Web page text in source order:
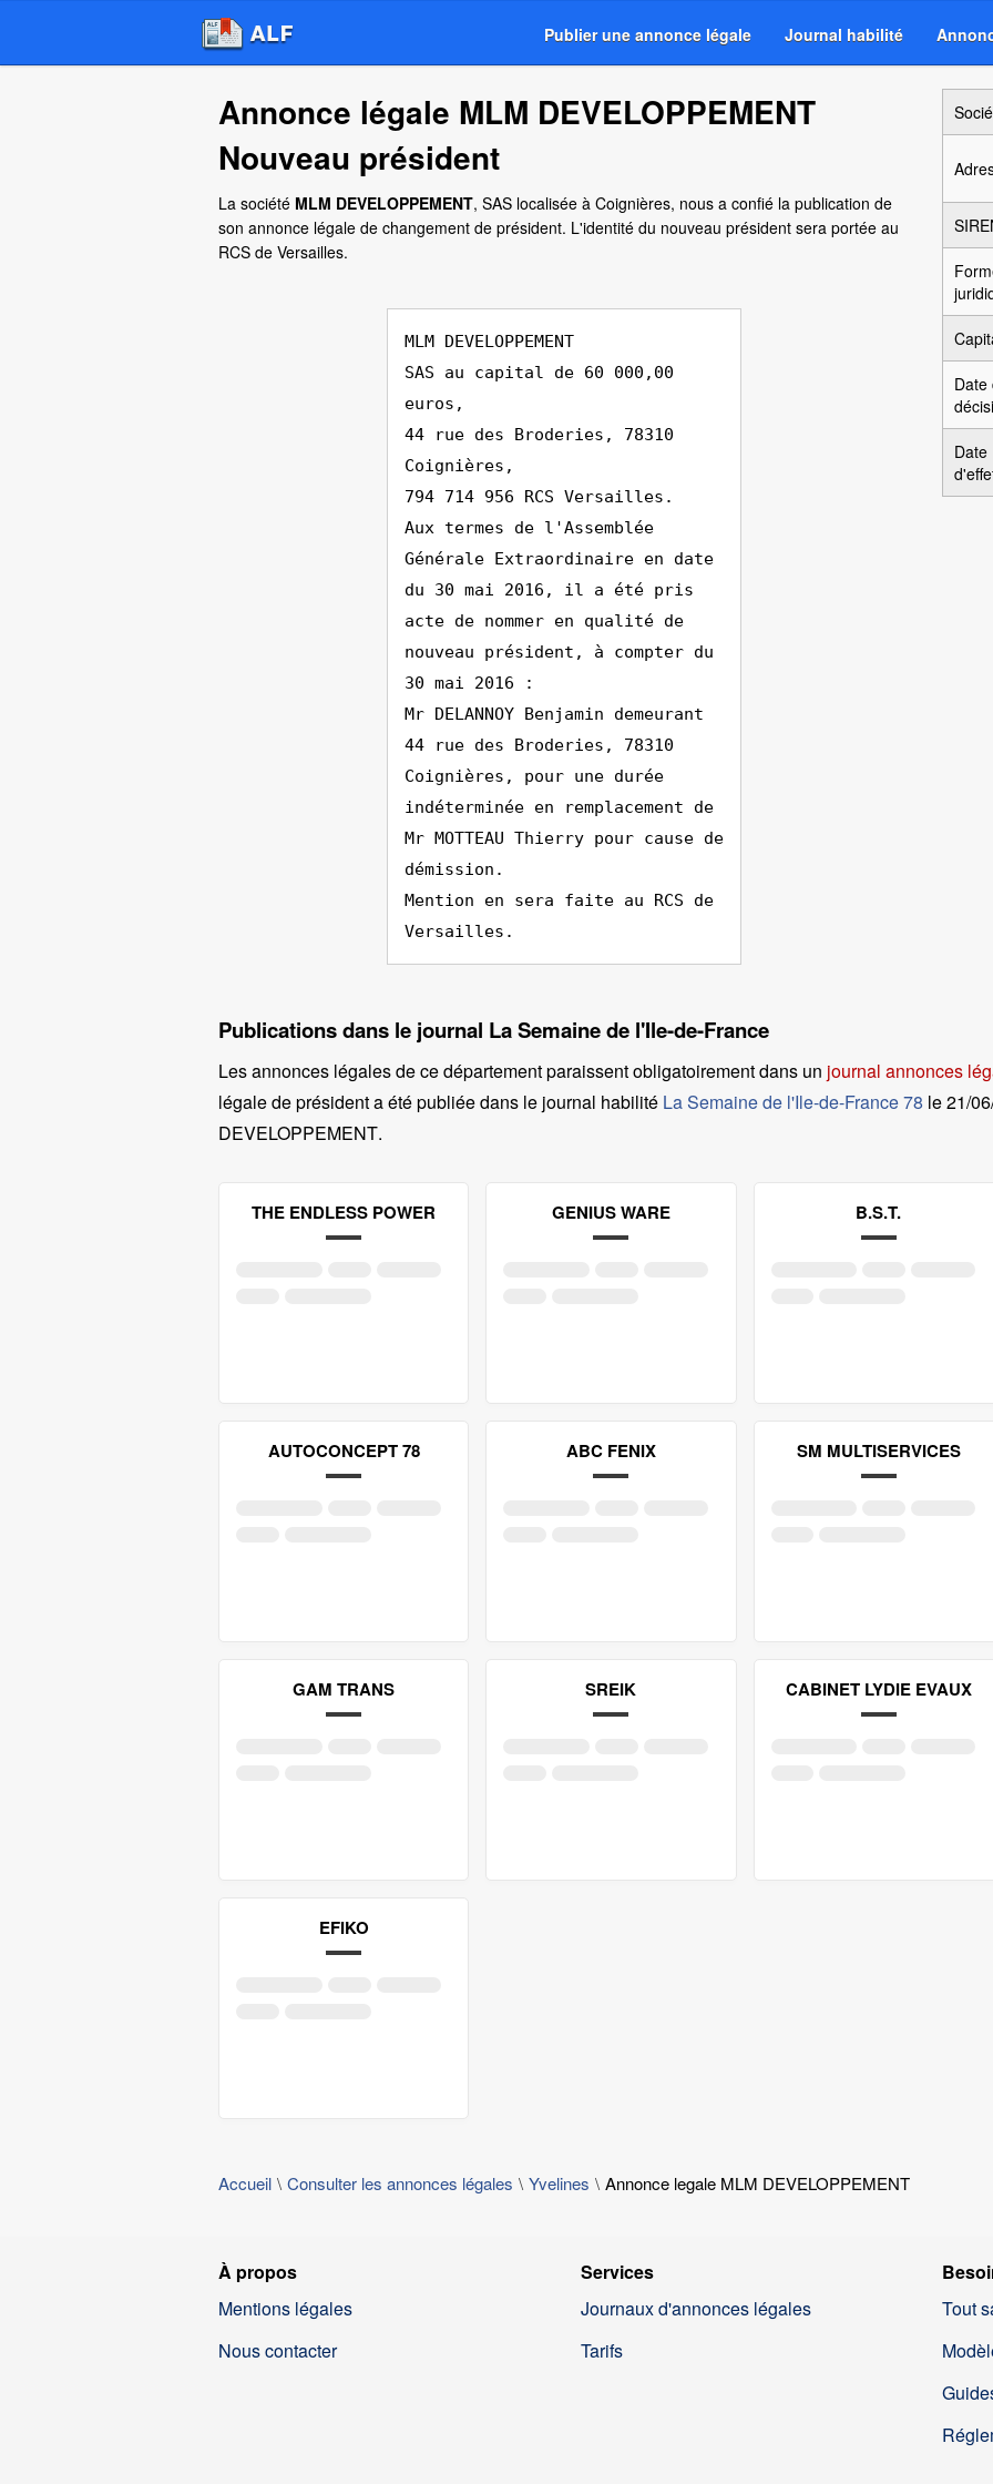
Publier une annonce légale Journal habilité
Annonce légale MLM DEVELOPPEMENT
Nouveau président
La société MLM DEVELOPPEMENT, SAS localisée à Coignières, nous a confié la publication de
son annonce légale de changement de président. L'identité du nouveau président sera portée au
RCS de Versailles.
MLM DEVELOPPEMENT
SAS au capital de 60 000,00
euros,
44 rue des Broderies, 78310
Coignières,
794 714 956 RCS Versailles.
Aux termes de l'Assemblée
Générale Extraordinaire en date
du 30 mai 2016, il a été pris
acte de nommer en qualité de
nouveau président, à compter du
30 mai 2016 :
Mr DELANNOY Benjamin demeurant
44 rue des Broderies, 78310
Coignières, pour une durée
indéterminée en remplacement de
Mr MOTTEAU Thierry pour cause de
démission.
Mention en sera faite au RCS de
Versailles.
Date
Date
Publications dans le journal La Semaine de l'Ile-de-France
Les annonces légales de ce département paraissent obligatoirement dans un journal annonces
légale de président a été publiée dans le journal habilité La Semaine de l'Ile-de-France 78 le21/
DEVELOPPEMENT.
THE ENDLESS POWER GENIUS WARE B.S.T.
AUTOCONCEPT 78 ABC FENIX SM MULTISERVICES
GAM TRANS SREIK CABINET LYDIE EVAUX
EFIKO
Accueil Consulter les annonces légales Yvelines Annonce legale MLM DEVELOPPEMENT
À propos
Mentions légales
Nous contacter
Services
Journaux d'annonces légales
Tarifs
Tout